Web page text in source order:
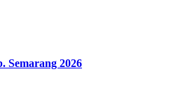
Semarang 2026